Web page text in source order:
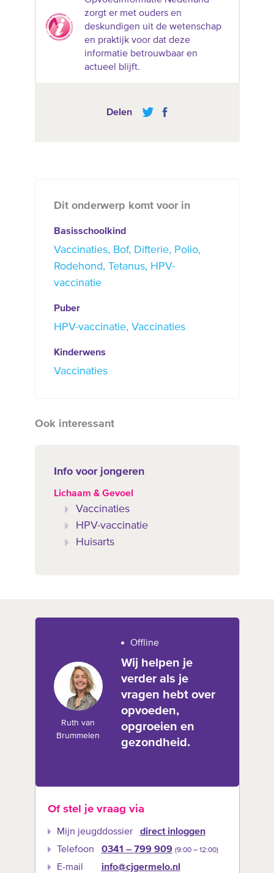
zorgt er met ouders en
deskundigen uit de wetenschap
en praktijk voor dat deze
informatie betrouwbaar en
actueel blijft.
Delen
Dit onderwerp komt voor in
Basisschoolkind
Vaccinaties Bof Difterie
Polio
Rodehond
Tetanus
HPV-
vaccinatie
Puber
HPV-vaccinatie Vaccinaties
Kinderwens
Vaccinaties
Ook interessant
Info voor jongeren
Lichaam & Gevoel
Vaccinaties
HPV-vaccinatie
Huisarts
Ruth van
Brummelen
Offline
Wij helpen je
verder als je
vragen hebt over
opvoeden,
opgroeien en
gezondheid.
Of stel je vraag via
Mijn jeugddossier
direct inloggen
Telefoon
0341 – 799 909 (9:00 –‍ 12:00)
E-mail info@cjgermelo.nl